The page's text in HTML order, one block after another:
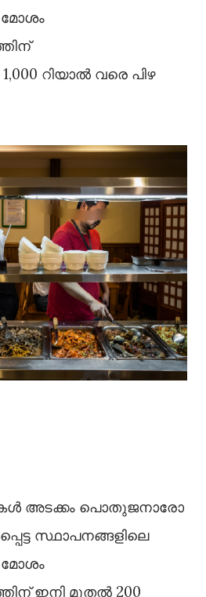
റിയാൽ വരെ പിഴ
അടക്കം പൊതുജനാരോ
സ്ഥാപനങ്ങളിലെ
ഇനി മുതൽ 200